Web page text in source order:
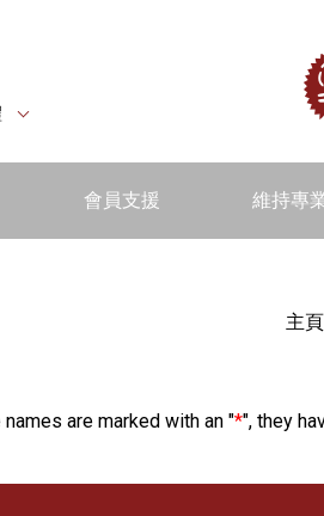
會員支援 維持專
主頁
are marked with an "*", they